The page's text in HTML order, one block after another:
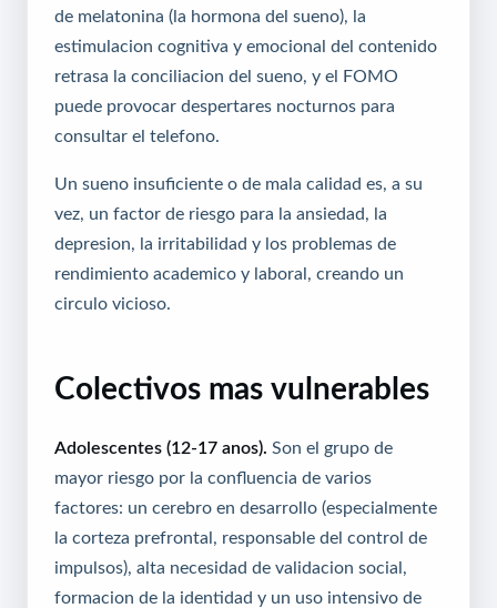
de melatonina (la hormona del sueno), la
estimulacion cognitiva y emocional del contenido
retrasa la conciliacion del sueno, y el FOMO
puede provocar despertares nocturnos para
consultar el telefono.
Un sueno insuficiente o de mala calidad es, a su
vez, un factor de riesgo para la ansiedad, la
depresion, la irritabilidad y los problemas de
rendimiento academico y laboral, creando un
circulo vicioso.
Colectivos mas vulnerables
Adolescentes (12-17 anos). Son el grupo de
mayor riesgo por la confluencia de varios
factores: un cerebro en desarrollo (especialmente
la corteza prefrontal, responsable del control de
impulsos), alta necesidad de validacion social,
formacion de la identidad y un uso intensivo de